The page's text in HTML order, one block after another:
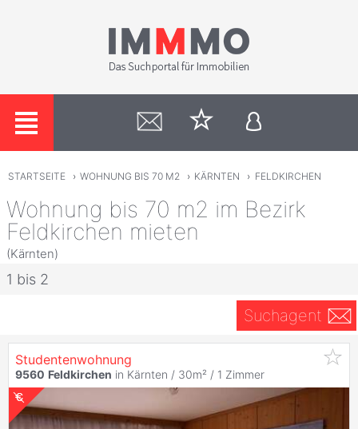
STARTSEITE › WOHNUNG BIS 70 M2 › KÄRNTEN › FELDKIRCHEN
Wohnung bis 70 m2 im Bezirk
Feldkirchen mieten
(Kärnten)
1 bis 2
Suchagent
Studentenwohnung
9560 Feldkirchen in Kärnten / 30m² / 1 Zimmer